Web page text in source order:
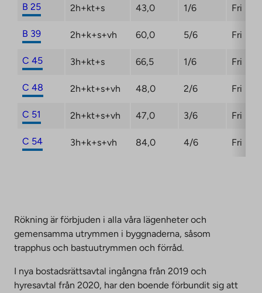
B 25 2h+kt+s 43,0 1/6 Fri
B 39 2h+k+s+vh 60,0 5/6 Fri
C 45 3h+kt+s 66,5 1/6 Fri
C 48 2h+kt+s+vh 48,0 2/6 Fri
C 51 2h+kt+s+vh 47,0 3/6 Fri
C 54 3h+k+s+vh 84,0 4/6 Fri
Rökning är förbjuden i alla våra lägenheter och
gemensamma utrymmen i byggnaderna, såsom
trapphus och bastuutrymmen och förråd.
I nya bostadsrättsavtal ingångna från 2019 och
hyresavtal från 2020, har den boende förbundit sig att